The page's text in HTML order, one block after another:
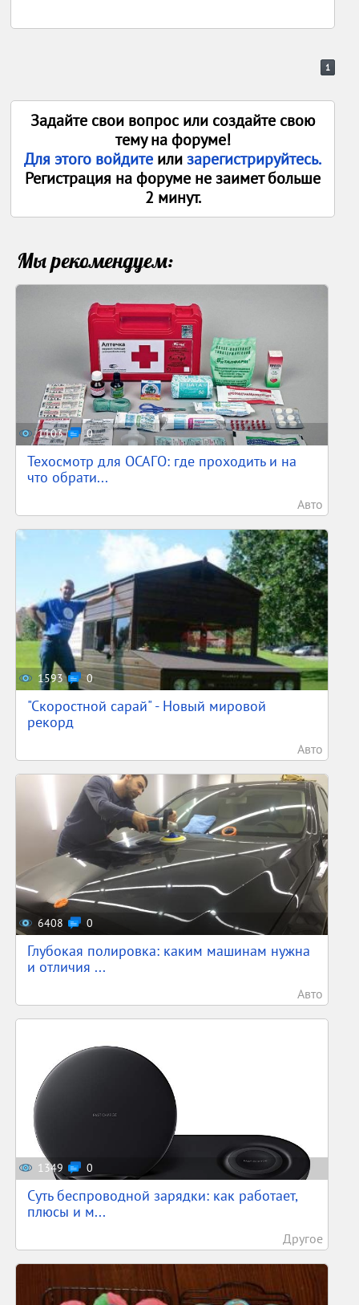
1
Задайте свои вопрос или создайте свою
тему на форуме!
Для этого войдите илизарегистрируйтесь.
Регистрация на форуме не заимет больше
2 минут.
Мы рекомендуем:
1103 0
Техосмотр для ОСАГО: где проходить и на
что обрати...
Авто
1593 0
"Скоростной сарай" - Новый мировой
рекорд
Авто
6408 0
Глубокая полировка: каким машинам нужна
и отличия ...
Авто
1349 0
Суть беспроводной зарядки: как работает,
плюсы и м...
Другое